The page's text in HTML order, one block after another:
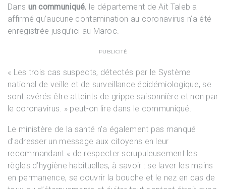
Dans un communiqué, le département de Ait Taleb a
affirmé qu’aucune contamination au coronavirus n’a été
enregistrée jusqu’ici au Maroc.
PUBLICITÉ
« Les trois cas suspects, détectés par le Système
national de veille et de surveillance épidémiologique, se
sont avérés être atteints de grippe saisonnière et non par
le coronavirus. » peut-on lire dans le communiqué.
Le ministère de la santé n’a également pas manqué
d’adresser un message aux citoyens en leur
recommandant « de respecter scrupuleusement les
règles d’hygiène habituelles, à savoir : se laver les mains
en permanence, se couvrir la bouche et le nez en cas de